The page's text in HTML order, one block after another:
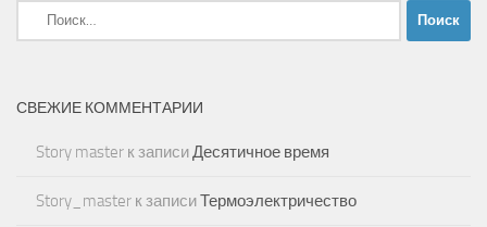
Найти:
СВЕЖИЕ КОММЕНТАРИИ
Story master к записиДесятичное время
Story_master к записиТермоэлектричество